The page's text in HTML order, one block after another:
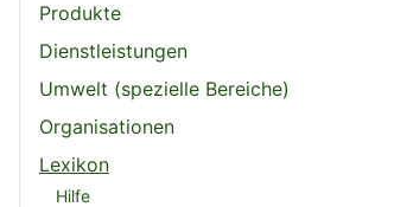
Produkte
Dienstleistungen
Umwelt (spezielle Bereiche)
Organisationen
Lexikon
Hilfe